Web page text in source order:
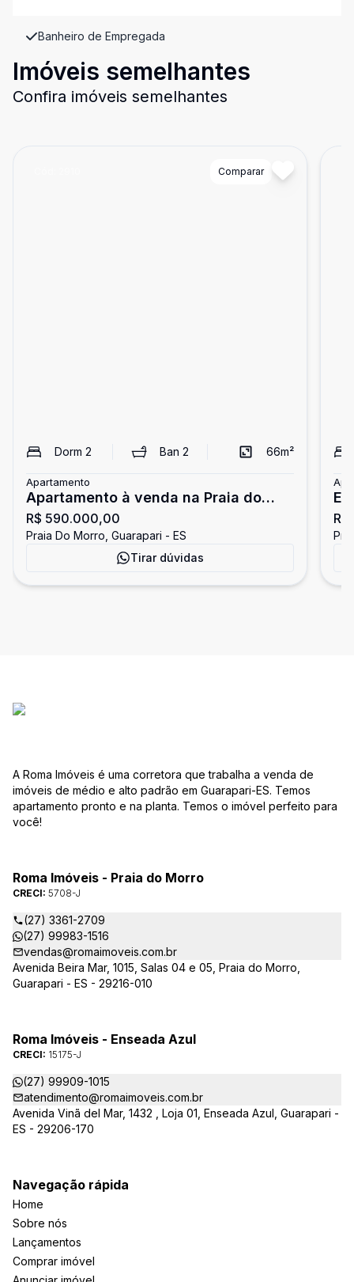
Banheiro de Empregada
Imóveis semelhantes
Confira imóveis semelhantes
Comparar
Dorm 2 Ban2 66m²
Apartamento
Apartamento à venda na Praia do
Morro
R$ 590.000,00
Praia Do Morro, Guarapari - ES
Tirar dúvidas
A Roma Imóveis é uma corretora que trabalha a venda de
imóveis de médio e alto padrão em Guarapari-ES. Temos
apartamento pronto e na planta. Temos o imóvel perfeito para
você!
Roma Imóveis - Praia do Morro
CRECI: 5708-J
(27) 3361-2709
(27) 99983-1516
vendas@romaimoveis.com.br
Avenida Beira Mar, 1015, Salas 04 e 05, Praia do Morro,
Guarapari - ES - 29216-010
Roma Imóveis - Enseada Azul
CRECI: 15175-J
(27) 99909-1015
atendimento@romaimoveis.com.br
Avenida Vinã del Mar, 1432 , Loja 01, Enseada Azul, Guarapari -
ES - 29206-170
Navegação rápida
Home
Sobre nós
Lançamentos
Comprar imóvel